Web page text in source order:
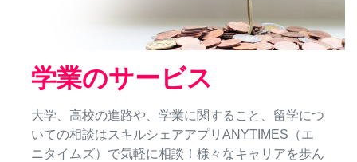
学業のサービス
大学、高校の進路や、学業に関すること、留学につ
いての相談はスキルシェアアプリANYTIMES（エ
ニタイムズ）で気軽に相談！様々なキャリアを歩ん